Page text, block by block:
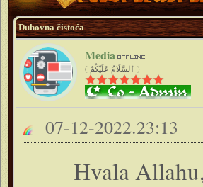
Duhovna čistoća
Media
( ٱلسَّلَامُ عَلَيْكُمْ )
07-12-2022.23:13
Hvala